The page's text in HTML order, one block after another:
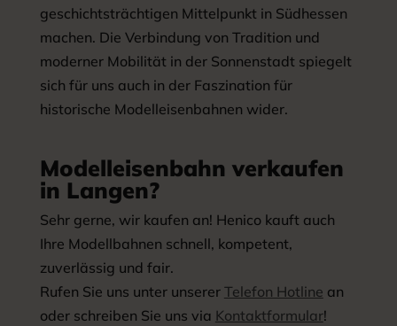
geschichtsträchtigen Mittelpunkt in Südhessen
machen. Die Verbindung von Tradition und
moderner Mobilität in der Sonnenstadt spiegelt
sich für uns auch in der Faszination für
historische Modelleisenbahnen wider.
Modelleisenbahn verkaufen
in Langen?
Sehr gerne, wir kaufen an! Henico kauft auch
Ihre Modellbahnen schnell, kompetent,
zuverlässig und fair.
Rufen Sie uns unter unserer Telefon Hotline an
oder schreiben Sie uns via Kontaktformular!